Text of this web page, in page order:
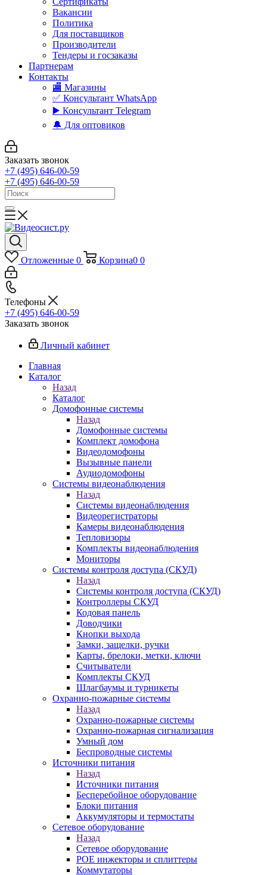
Вакансии
Политика
Для поставщиков
Производители
Тендеры и госзаказы
Партнерам
Контакты
🏬 Магазины
✅️ Консультант WhatsApp
▶️ Консультант Telegram
🔔 Для оптовиков
Заказать звонок
+7 (495) 646-00-59
+7 (495) 646-00-59
Отложенные 0 Корзина0 0
Телефоны
+7 (495) 646-00-59
Заказать звонок
Личный кабинет
Главная
Каталог
Назад
Каталог
Домофонные системы
Назад
Домофонные системы
Комплект домофона
Видеодомофоны
Вызывные панели
Аудиодомофоны
Системы видеонаблюдения
Назад
Системы видеонаблюдения
Видеорегистраторы
Камеры видеонаблюдения
Тепловизоры
Комплекты видеонаблюдения
Мониторы
Системы контроля доступа (СКУД)
Назад
Системы контроля доступа (СКУД)
Контроллеры СКУД
Кодовая панель
Доводчики
Кнопки выхода
Замки, защелки, ручки
Карты, брелоки, метки, ключи
Считыватели
Комплекты СКУД
Шлагбаумы и турникеты
Охранно-пожарные системы
Назад
Охранно-пожарные системы
Охранно-пожарная сигнализация
Умный дом
Беспроводные системы
Источники питания
Назад
Источники питания
Бесперебойное оборудование
Блоки питания
Аккумуляторы и термостаты
Сетевое оборудование
Назад
Сетевое оборудование
POE инжекторы и сплиттеры
Коммутаторы